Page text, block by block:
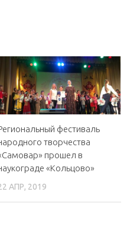
фестиваль
творчества
прошел в
«Кольцово»
АПР, 2019